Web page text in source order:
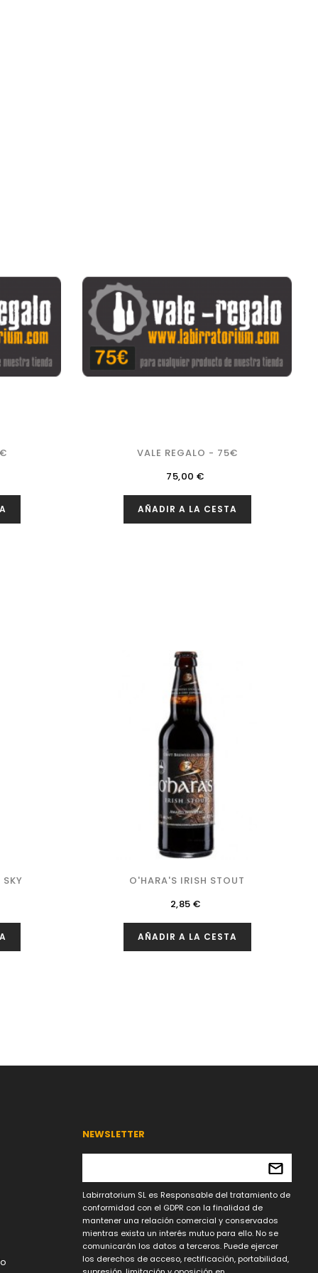
VALE REGALO - 75€
Precio
75,00 €
AÑADIR A LA CESTA
SKY O'HARA'S IRISH STOUT
Precio
2,85 €
AÑADIR A LA CESTA
NEWSLETTER
Labirratorium SL es Responsable del tratamiento de
conformidad con el GDPR con la finalidad de
mantener una relación comercial y conservados
mientras exista un interés mutuo para ello. No se
comunicarán los datos a terceros. Puede ejercer
los derechos de acceso, rectificación, portabilidad,